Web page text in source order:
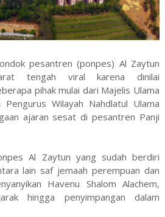
pesantren (ponpes) Al Zaytun
tengah viral karena dinilai
pihak mulai dari Majelis Ulama
Wilayah Nahdlatul Ulama
ajaran sesat di pesantren Panji
Al Zaytun yang sudah berdiri
lain saf jemaah perempuan dan
Havenu Shalom Alachem,
hingga penyimpangan dalam